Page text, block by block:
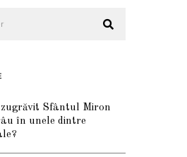
zugrăvit Sfântul Miron
în unele dintre